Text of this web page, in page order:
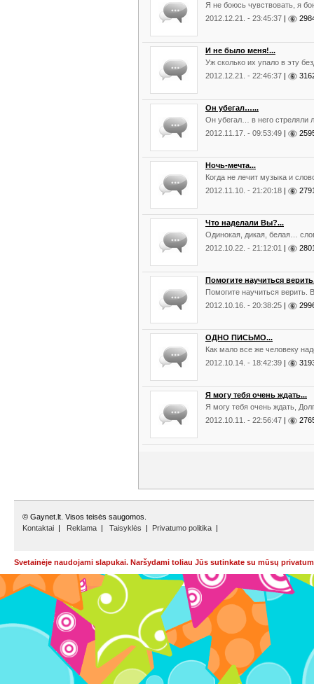
Я не боюсь чувствовать, я
2012.12.21. - 23:45:37 |
И не было меня!...
Уж сколько их упало в эту
2012.12.21. - 22:46:37 |
Он убегал…...
Он убегал… в него стреляли
2012.11.17. - 09:53:49 |
Ночь-мечта...
Когда не лечит музыка и
2012.11.10. - 21:20:18 |
Что наделали Вы?...
Одинокая, дикая, белая…
2012.10.22. - 21:12:01 |
Помогите научиться
Помогите научиться
2012.10.16. - 20:38:25 |
ОДНО ПИСЬМО...
Как мало все же человеку
2012.10.14. - 18:42:39 |
Я могу тебя очень ждать...
Я могу тебя очень ждать,
2012.10.11. - 22:56:47 |
© Gaynet.lt. Visos teisės saugomos.
Kontaktai | Reklama | Taisyklės | Privatumo politika |
Svetainėje naudojami slapukai. Naršydami toliau Jūs sutinkate su mūsų